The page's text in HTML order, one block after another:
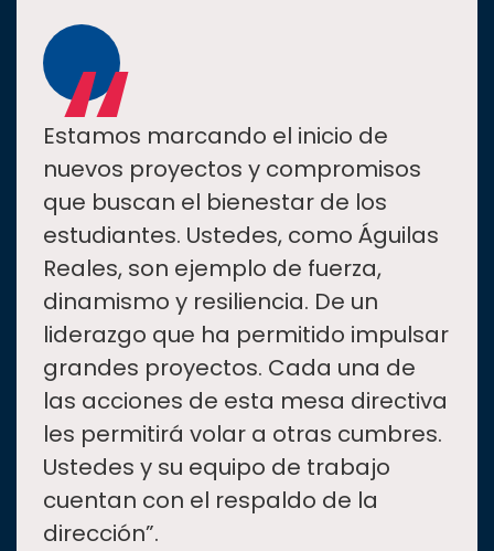
“
Estamos marcando el inicio de
nuevos proyectos y compromisos
que buscan el bienestar de los
estudiantes. Ustedes, como Águilas
Reales, son ejemplo de fuerza,
dinamismo y resiliencia. De un
liderazgo que ha permitido impulsar
grandes proyectos. Cada una de
las acciones de esta mesa directiva
les permitirá volar a otras cumbres.
Ustedes y su equipo de trabajo
cuentan con el respaldo de la
dirección”.